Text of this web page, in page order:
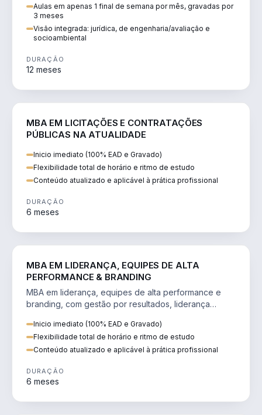
Aulas em apenas 1 final de semana por mês, gravadas por
3 meses
Visão integrada: jurídica, de engenharia/avaliação e
socioambiental
DURAÇÃO
12 meses
MBA EM LICITAÇÕES E CONTRATAÇÕES
PÚBLICAS NA ATUALIDADE
Inicio imediato (100% EAD e Gravado)
Flexibilidade total de horário e ritmo de estudo
Conteúdo atualizado e aplicável à prática profissional
DURAÇÃO
6 meses
MBA EM LIDERANÇA, EQUIPES DE ALTA
PERFORMANCE & BRANDING
MBA em liderança, equipes de alta performance e
branding, com gestão por resultados, liderança
Inicio imediato (100% EAD e Gravado)
Flexibilidade total de horário e ritmo de estudo
Conteúdo atualizado e aplicável à prática profissional
DURAÇÃO
6 meses